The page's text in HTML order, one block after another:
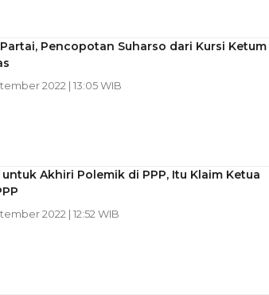
Pencopotan Suharso dari Kursi Ketum
2022 | 13:05 WIB
Akhiri Polemik di PPP, Itu Klaim Ketua
2022 | 12:52 WIB